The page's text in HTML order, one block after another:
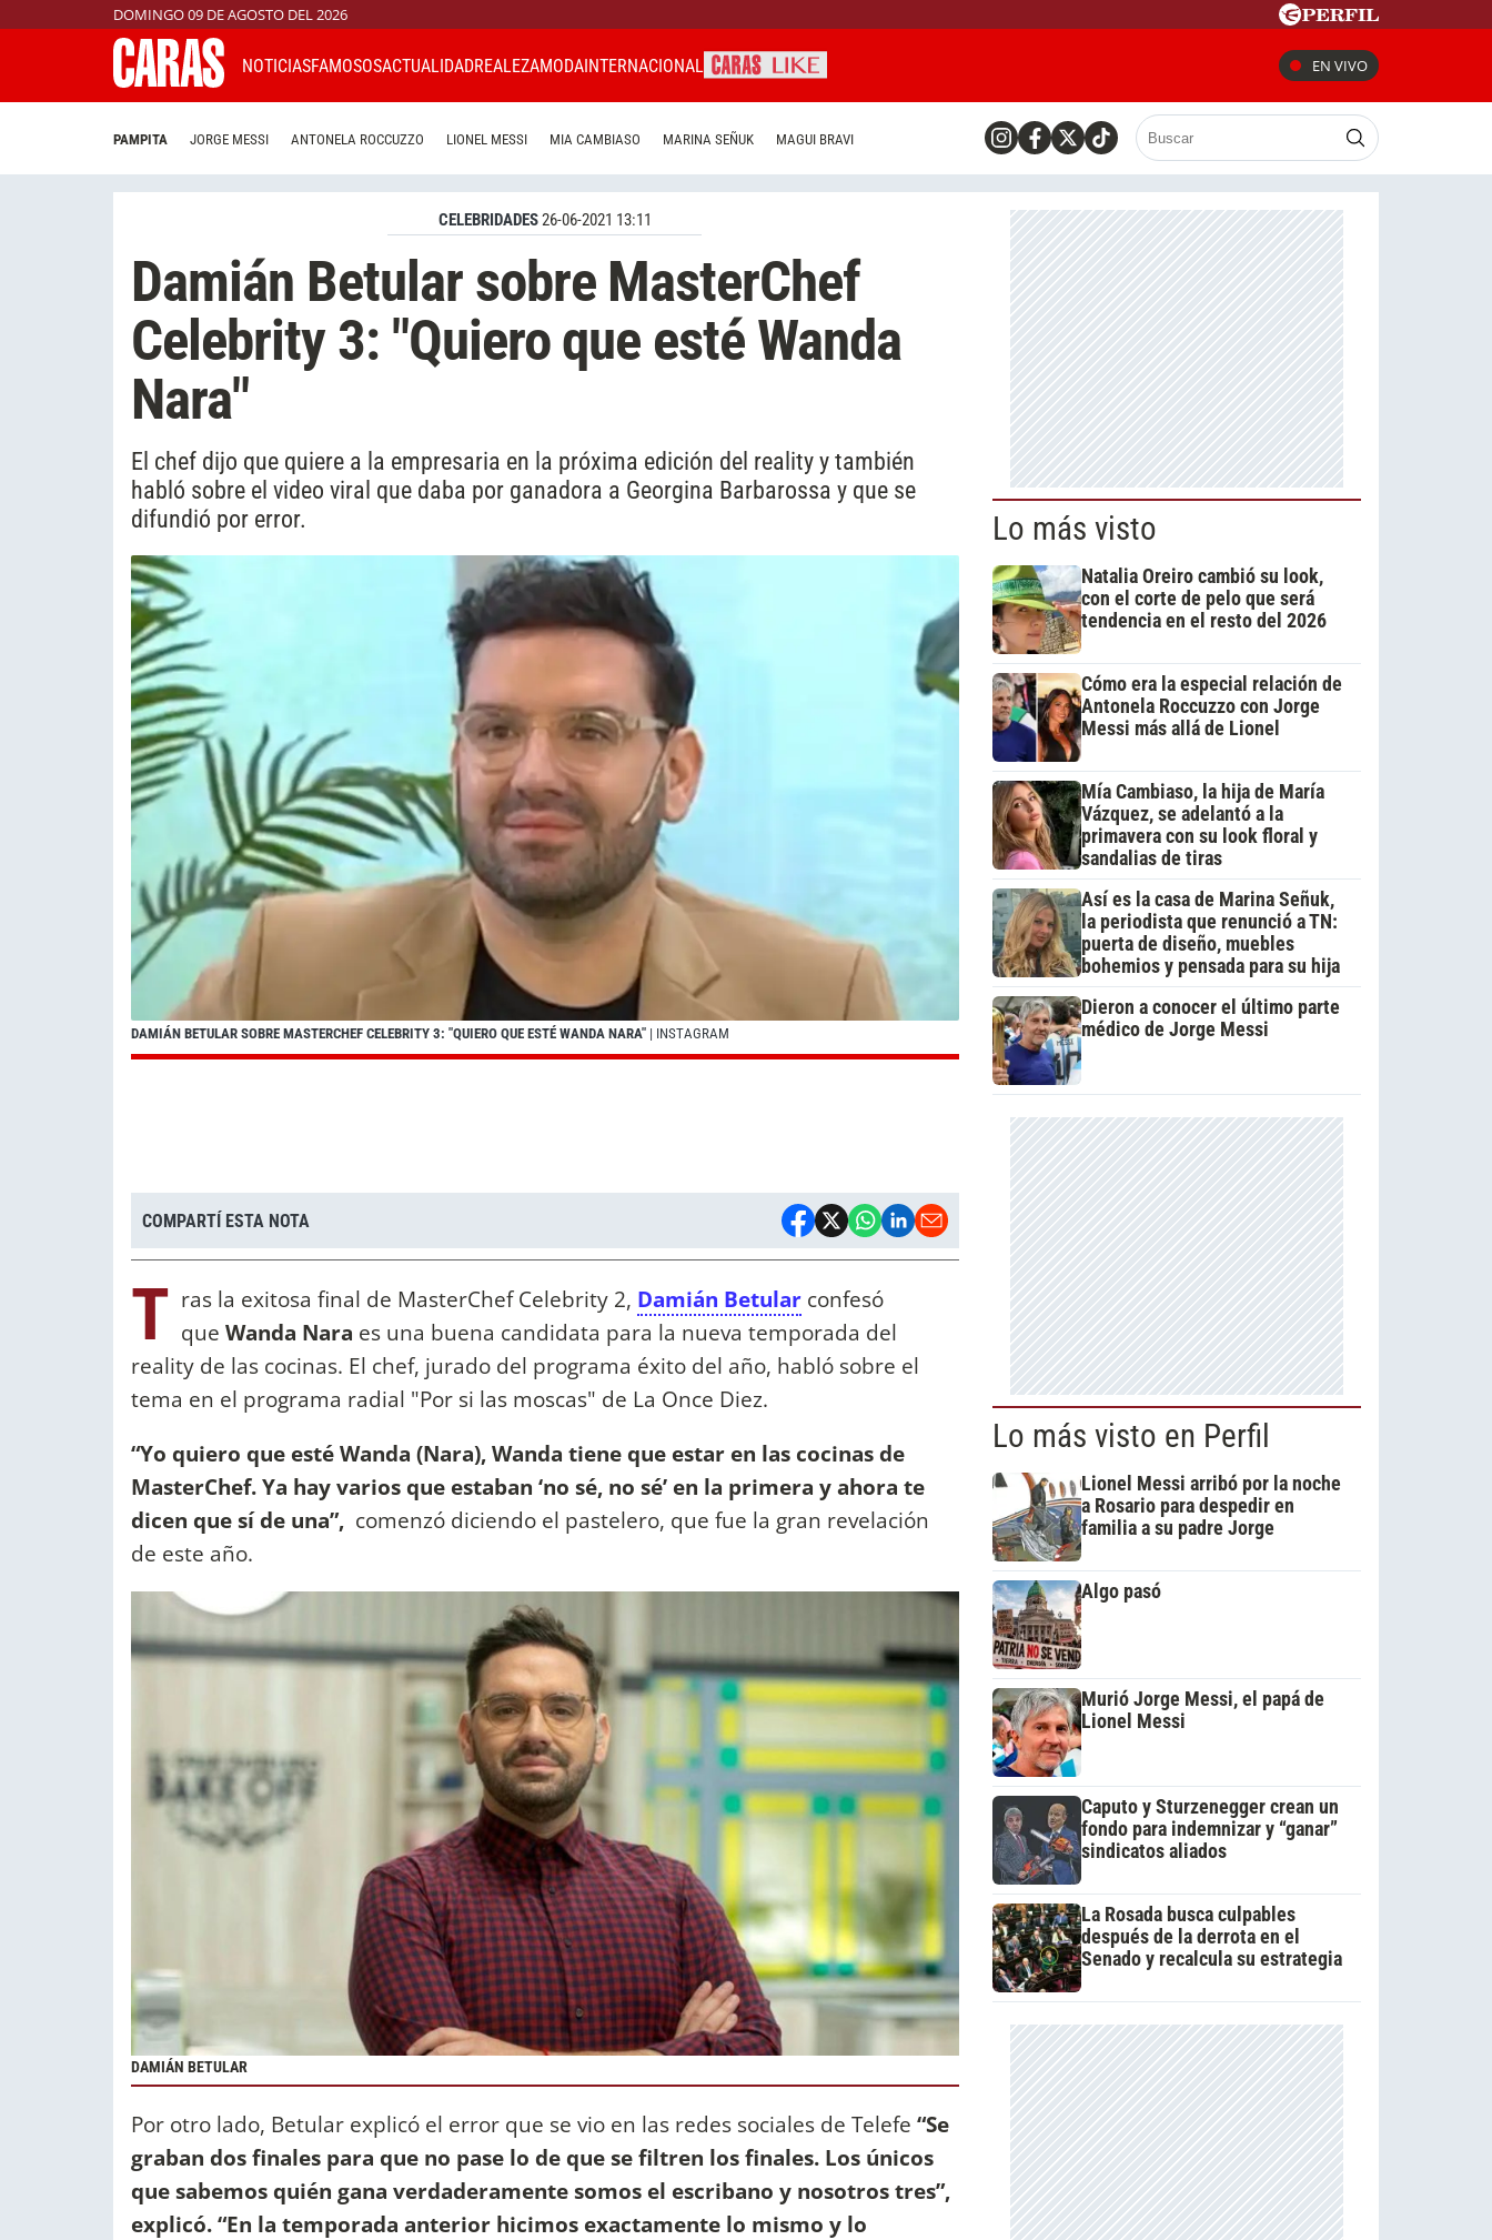
DOMINGO 09 DE AGOSTO DEL 2026
NOTICIASFAMOSOSACTUALIDADREALEZAMODAINTERNACIONAL EN VIVO
PAMPITA JORGE MESSI ANTONELA ROCCUZZO LIONEL MESSI MIA CAMBIASO MARINA SEÑUK MAGUI BRAVI
CELEBRIDADES26-06-2021 13:11
Damián Betular sobre MasterChef
Celebrity 3: "Quiero que esté Wanda
Nara"
El chef dijo que quiere a la empresaria en la próxima edición del reality y también
habló sobre el video viral que daba por ganadora a Georgina Barbarossa y que se
difundió por error.
DAMIÁN BETULAR SOBRE MASTERCHEF CELEBRITY 3: "QUIERO QUE ESTÉ WANDA NARA" | INSTAGRAM
COMPARTÍ ESTA NOTA
T ras la exitosa final de MasterChef Celebrity 2, Damián Betular confesó
que Wanda Nara es una buena candidata para la nueva temporada del
reality de las cocinas. El chef, jurado del programa éxito del año, habló sobre el
tema en el programa radial "Por si las moscas" de La Once Diez.
“Yo quiero que esté Wanda (Nara), Wanda tiene que estar en las cocinas de
MasterChef. Ya hay varios que estaban ‘no sé, no sé’ en la primera y ahora te
dicen que sí de una”, comenzó diciendo el pastelero, que fue la gran revelación
de este año.
DAMIÁN BETULAR
Por otro lado, Betular explicó el error que se vio en las redes sociales de Telefe “Se
graban dos finales para que no pase lo de que se filtren los finales. Los únicos
que sabemos quién gana verdaderamente somos el escribano y nosotros tres”,
explicó. “En la temporada anterior hicimos exactamente lo mismo y lo
Lo más visto
Natalia Oreiro cambió su look,
con el corte de pelo que será
tendencia en el resto del 2026
Cómo era la especial relación de
Antonela Roccuzzo con Jorge
Messi más allá de Lionel
Mía Cambiaso, la hija de María
Vázquez, se adelantó a la
primavera con su look floral y
sandalias de tiras
Así es la casa de Marina Señuk,
la periodista que renunció a TN:
puerta de diseño, muebles
bohemios y pensada para su hija
Dieron a conocer el último parte
médico de Jorge Messi
Lo más visto en Perfil
Lionel Messi arribó por la noche
a Rosario para despedir en
familia a su padre Jorge
Algo pasó
Murió Jorge Messi, el papá de
Lionel Messi
Caputo y Sturzenegger crean un
fondo para indemnizar y “ganar”
sindicatos aliados
La Rosada busca culpables
después de la derrota en el
Senado y recalcula su estrategia